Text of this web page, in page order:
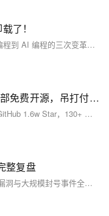
了！
我卸载了用了 9 年的 IDEA。带你回顾古法编程到 AI 编程的三次变革，给还在用 IDEA 的同学分享通过 ACP 协议一键接入 Claude Code、Codex 等 AI Agent
130 篇保姆级 AI 编程实战教程，全部免费开源，吊打付费课！
免费开源的 Vibe Coding 零基础入门教程，GitHub 1.6w Star，130+ 篇文章覆盖 AI 编程入门、Cursor/Codex/Claude Code 三大工具、25+ 套原创项目实战、79 个 AI 编程概念大全、产品变现全流程，持续更新
整复盘
Anthropic 你还我账号！Claude Max 零元购漏洞与大规模封号事件全程复盘